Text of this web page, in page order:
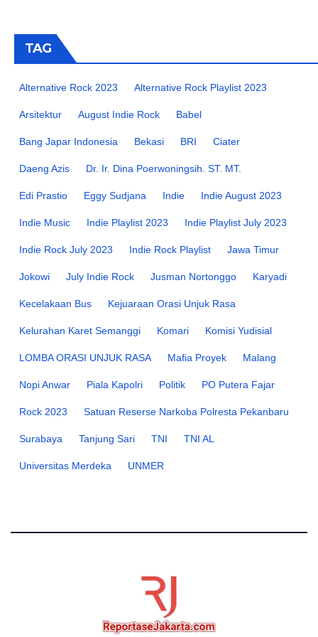
TAG
Alternative Rock 2023 Alternative Rock Playlist 2023
Arsitektur August Indie Rock Babel
Bang Japar Indonesia Bekasi BRI Ciater
Daeng Azis Dr. Ir. Dina Poerwoningsih. ST. MT.
Edi Prastio Eggy Sudjana Indie Indie August 2023
Indie Music Indie Playlist 2023 Indie Playlist July 2023
Indie Rock July 2023 Indie Rock Playlist Jawa Timur
Jokowi July Indie Rock Jusman Nortonggo Karyadi
Kecelakaan Bus Kejuaraan Orasi Unjuk Rasa
Kelurahan Karet Semanggi Komari Komisi Yudisial
LOMBA ORASI UNJUK RASA Mafia Proyek Malang
Nopi Anwar Piala Kapolri Politik PO Putera Fajar
Rock 2023 Satuan Reserse Narkoba Polresta Pekanbaru
Surabaya Tanjung Sari TNI TNI AL
Universitas Merdeka UNMER